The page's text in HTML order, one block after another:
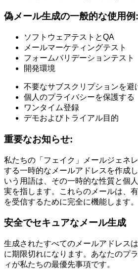
偽メール生成の一般的な使用例:
ソフトウェアテストとQA
メールマーケティングテスト
フォームバリデーションテスト
開発環境
不要なサブスクリプションを避
個人のプライバシーを保護する
ワンタイム登録
デモおよびトライアル目的
重要なお知らせ:
私たちの「フェイク」メールジェネ
する一時的なメールアドレスを作成
いう用語は、その一時的な性質と個
実を指します。これらのメールは、
を受信するために完全に機能します。
安全でセキュアなメール生成
生成されたすべてのメールアドレス
に期限切れになります。あなたのプ
ィが私たちの最優先事項です。